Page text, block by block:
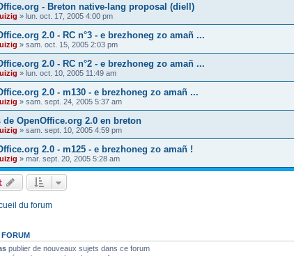
- Breton native-lang proposal (diell)
» lun. oct. 17, 2005 4:00 pm
2.0 - RC n°3 - e brezhoneg zo amañ ...
» sam. oct. 15, 2005 2:03 pm
2.0 - RC n°2 - e brezhoneg zo amañ ...
» lun. oct. 10, 2005 11:49 am
2.0 - m130 - e brezhoneg zo amañ ...
» sam. sept. 24, 2005 5:37 am
de OpenOffice.org 2.0 en breton
» sam. sept. 10, 2005 4:59 pm
2.0 - m125 - e brezhoneg zo amañ !
» mar. sept. 20, 2005 5:28 am
du forum
FORUM
publier de nouveaux sujets dans ce forum